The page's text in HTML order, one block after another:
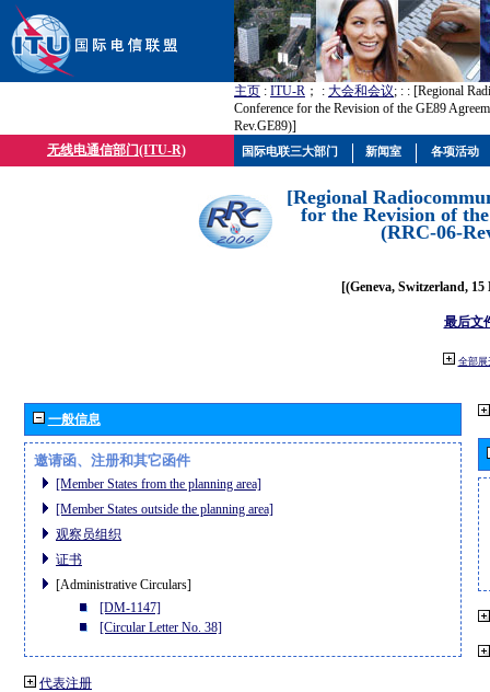
主页 : ITU-R ； : 大会和会议; : : [Regional
Conference for the Revision of the GE89
Rev.GE89)]
无线电通信部门(ITU-R)
[Regional
for the Revision of
(RRC-06-
[(Geneva, Switzerland, 15
最后文
全部展
一般信息
邀请函、注册和其它函件
[Member States from the planning area]
[Member States outside the planning area]
观察员组织
证书
[Administrative Circulars]
[DM-1147]
[Circular Letter No. 38]
代表注册
国际电联三大部门 新闻室 各项活动